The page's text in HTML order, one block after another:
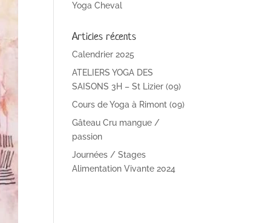
Yoga Cheval
Articles récents
Calendrier 2025
ATELIERS YOGA DES
SAISONS 3H – St Lizier (09)
Cours de Yoga à Rimont (09)
Gâteau Cru mangue /
passion
Journées / Stages
Alimentation Vivante 2024